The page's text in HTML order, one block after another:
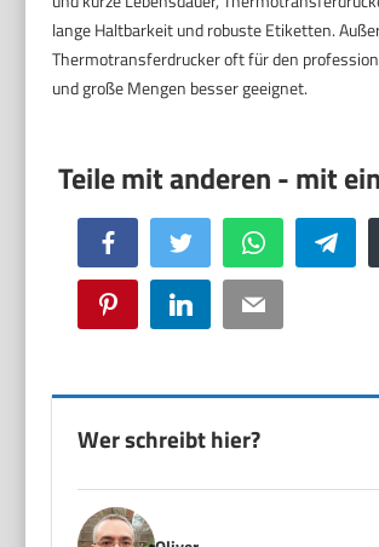
lange Haltbarkeit und robuste Etiketten.
Thermotransferdrucker oft für den
und große Mengen besser geeignet.
Facebook Twitter WhatsApp
Pinterest LinkedIn Email
Wer schreibt hier?